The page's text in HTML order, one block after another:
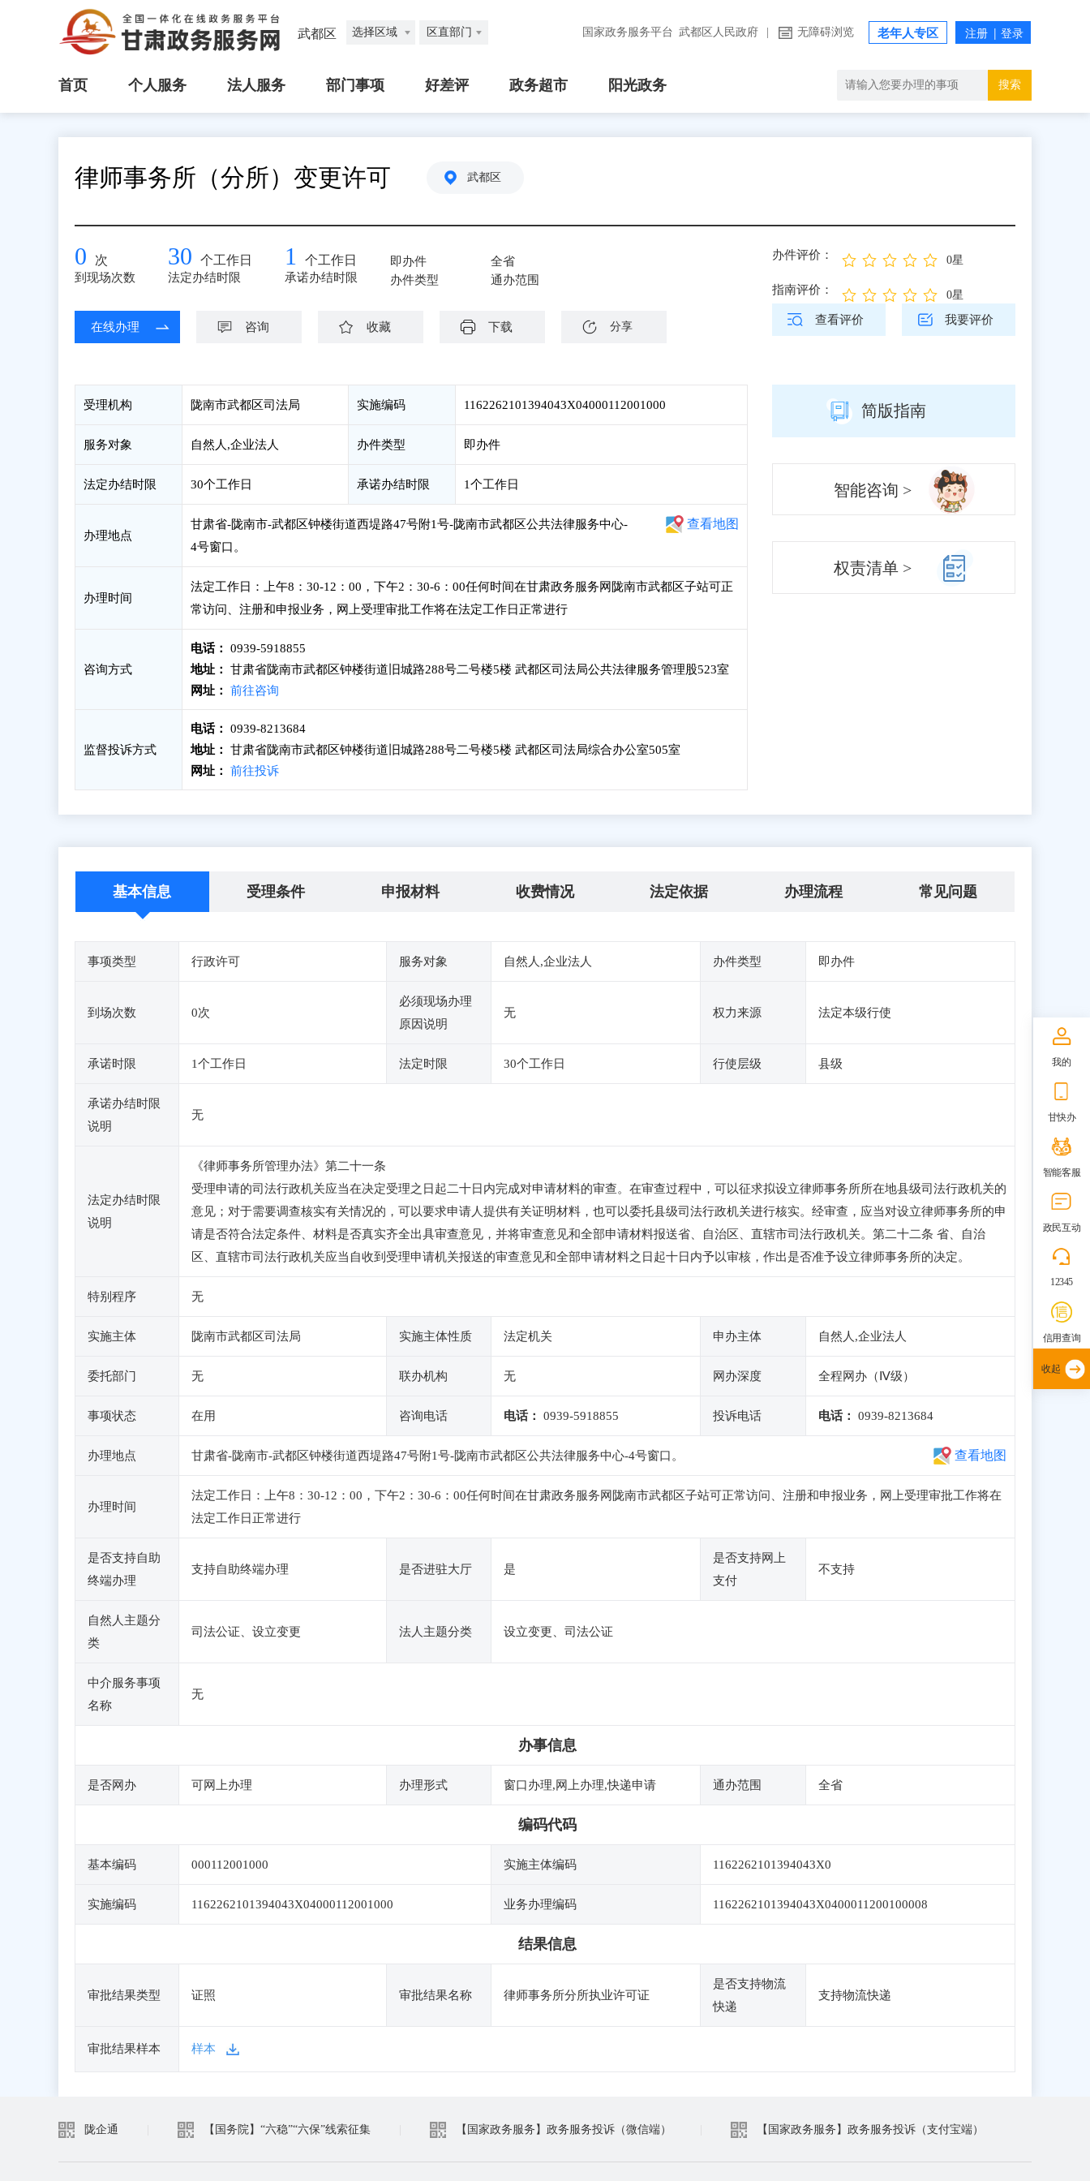
武都区 选择区域 区直部门 国家政务服务平台 武都区人民政府 无障碍浏览 老年人专区
首页 个人服务 法人服务 部门事项 好差评 政务超市 阳光政务 搜索
律师事务所（分所）变更许可 武都区
0 次
到现场次数
30 个工作日
法定办结时限
1 个工作日
承诺办结时限
即办件
办件类型
全省
通办范围
在线办理 咨询 收藏 下载 分享
办件评价： 0星
指南评价： 0星
查看评价 我要评价
受理机构 陇南市武都区司法局 实施编码 1162262101394043X04000112001000
服务对象 自然人,企业法人 办件类型 即办件
法定办结时限 30个工作日 承诺办结时限 1个工作日
办理地点
甘肃省-陇南市-武都区钟楼街道西堤路47号附1号-陇南市武都区公共法律服务中心-
4号窗口。
查看地图
办理时间
法定工作日：上午8：30-12：00，下午2：30-6：00任何时间在甘肃政务服务网陇南市武都区子站可正
常访问、注册和申报业务，网上受理审批工作将在法定工作日正常进行
咨询方式
电话：
0939-5918855
地址：
甘肃省陇南市武都区钟楼街道旧城路288号二号楼5楼 武都区司法局公共法律服务管理股523室
网址：
前往咨询
监督投诉方式
电话：
0939-8213684
地址：
甘肃省陇南市武都区钟楼街道旧城路288号二号楼5楼 武都区司法局综合办公室505室
网址：
前往投诉
简版指南
智能咨询 >
权责清单 >
基本信息 受理条件 申报材料 收费情况 法定依据 办理流程 常见问题
事项类型 行政许可 服务对象 自然人,企业法人 办件类型 即办件
到场次数 0次
必须现场办理
原因说明
无 权力来源 法定本级行使
承诺时限 1个工作日 法定时限 30个工作日 行使层级 县级
承诺办结时限
说明
无
法定办结时限
说明
《律师事务所管理办法》第二十一条
受理申请的司法行政机关应当在决定受理之日起二十日内完成对申请材料的审查。在审查过程中，可以征求拟设立律师事务所所在地县级司法行政机关的
意见；对于需要调查核实有关情况的，可以要求申请人提供有关证明材料，也可以委托县级司法行政机关进行核实。经审查，应当对设立律师事务所的申
请是否符合法定条件、材料是否真实齐全出具审查意见，并将审查意见和全部申请材料报送省、自治区、直辖市司法行政机关。第二十二条 省、自治
区、直辖市司法行政机关应当自收到受理申请机关报送的审查意见和全部申请材料之日起十日内予以审核，作出是否准予设立律师事务所的决定。
特别程序 无
实施主体 陇南市武都区司法局 实施主体性质 法定机关 申办主体 自然人,企业法人
委托部门 无 联办机构 无 网办深度 全程网办（Ⅳ级）
事项状态 在用 咨询电话 电话： 0939-5918855 投诉电话 电话： 0939-8213684
办理地点 甘肃省-陇南市-武都区钟楼街道西堤路47号附1号-陇南市武都区公共法律服务中心-4号窗口。 查看地图
办理时间
法定工作日：上午8：30-12：00，下午2：30-6：00任何时间在甘肃政务服务网陇南市武都区子站可正常访问、注册和申报业务，网上受理审批工作将在
法定工作日正常进行
是否支持自助
终端办理
支持自助终端办理 是否进驻大厅 是
是否支持网上
支付
不支持
自然人主题分
类
司法公证、设立变更 法人主题分类 设立变更、司法公证
中介服务事项
名称
无
办事信息
是否网办 可网上办理 办理形式 窗口办理,网上办理,快递申请 通办范围 全省
编码代码
基本编码 000112001000 实施主体编码 1162262101394043X0
实施编码 1162262101394043X04000112001000 业务办理编码 1162262101394043X0400011200100008
结果信息
审批结果类型 证照 审批结果名称 律师事务所分所执业许可证
是否支持物流
快递
支持物流快递
审批结果样本 样本
陇企通 【国务院】“六稳”“六保”线索征集 【国家政务服务】政务服务投诉（微信端） 【国家政务服务】政务服务投诉（支付宝端）
我的
甘快办
智能客服
政民互动
12345
信用查询
收起